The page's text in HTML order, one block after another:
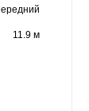
11.9 м